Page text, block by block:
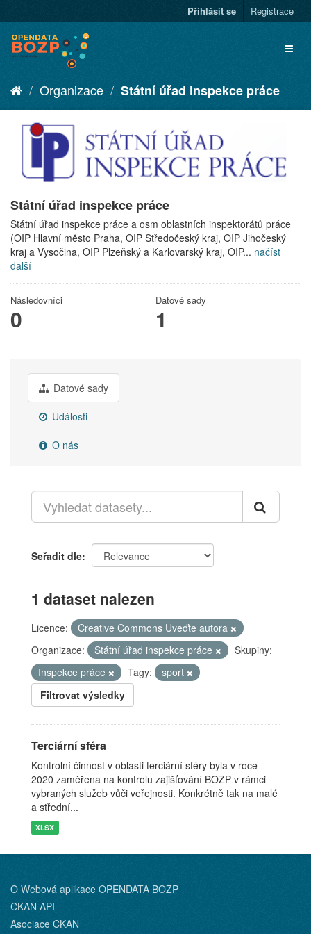
Přihlásit se Registrace
Organizace Státní úřad inspekce práce
Státní úřad inspekce práce
Státní úřad inspekce práce a osm oblastních inspektorátů práce
(OIP Hlavní město Praha, OIP Středočeský kraj, OIP Jihočeský
kraj a Vysočina, OIP Plzeňský a Karlovarský kraj, OIP... načíst
další
Následovníci
0
Datové sady
1
Datové sady
Události
O nás
Seřadit dle
1 dataset nalezen
Licence:
Creative Commons Uveďte autora
Organizace:
Státní úřad inspekce práce
Skupiny:
Inspekce práce
Tagy:
sport
Filtrovat výsledky
Terciární sféra
Kontrolní činnost v oblasti terciární sféry byla v roce
2020 zaměřena na kontrolu zajišťování BOZP v rámci
vybraných služeb vůči veřejnosti. Konkrétně tak na malé
a střední...
XLSX
O Webová aplikace OPENDATA BOZP
CKAN API
Asociace CKAN